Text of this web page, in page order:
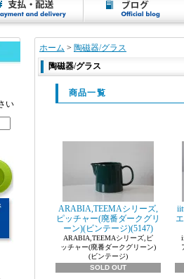
い
ホーム > 陶磁器/グラス
陶磁器/グラス
商品一覧
ARABIA,TEEMAシリーズ,
ピッチャー(廃番ダークグリ
ーン)(ビンテージ)(5147)
ARABIA,TEEMAシリーズ,ピ
ッチャー(廃番ダークグリーン)
(ビンテージ)
SOLD OUT